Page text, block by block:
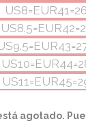
agotado.